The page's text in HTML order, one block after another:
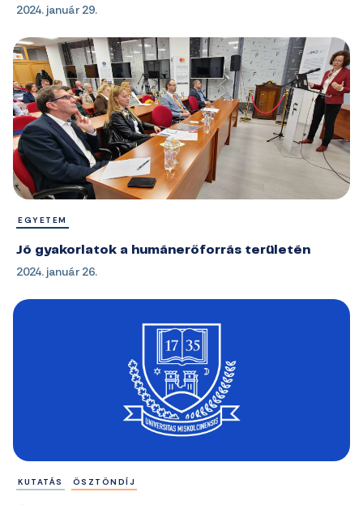
2024. január 29.
EGYETEM
Jó gyakorlatok a humánerőforrás területén
2024. január 26.
KUTATÁS ÖSZTÖNDÍJ